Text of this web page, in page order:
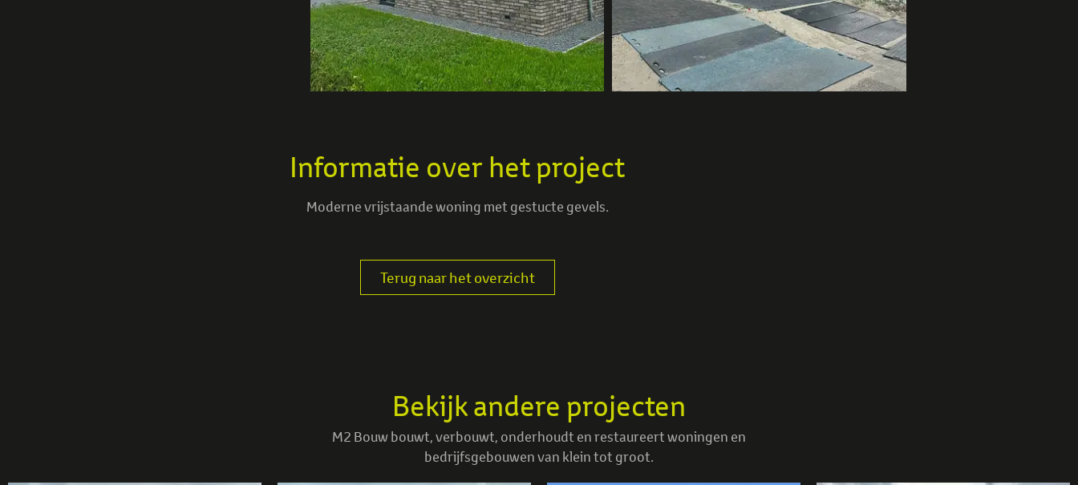
Informatie over het project
Moderne vrijstaande woning met gestucte gevels.
Terug naar het overzicht
Bekijk andere projecten
M2 Bouw bouwt, verbouwt, onderhoudt en restaureert woningen en
bedrijfsgebouwen van klein tot groot.